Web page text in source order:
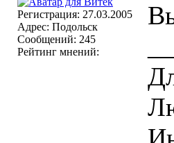
Регистрация: 27.03.2005
Адрес: Подольск
Сообщений: 245
Рейтинг мнений: